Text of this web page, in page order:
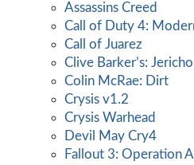
Assassins Creed
Call of Duty 4:
Call of Juarez
Clive Barker’s: Jericho
Colin McRae: Dirt
Crysis v1.2
Crysis Warhead
Devil May Cry4
Fallout 3: Operation